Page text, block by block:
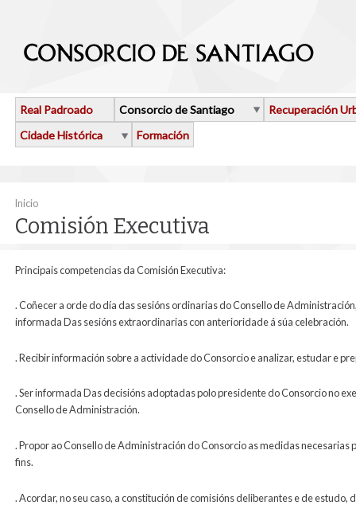
Real Padroado Consorcio de Santiago
Recuperación
Cidade Histórica
Formación
Vostede está aquí
Inicio
Comisión Executiva
Principais competencias da Comisión Executiva:
. Coñecer a orde do día das sesións ordinarias do Consello de
informada Das sesións extraordinarias con anterioridade á súa celebración.
. Recibir información sobre a actividade do Consorcio e analizar, estudar e
. Ser informada Das decisións adoptadas polo presidente do Consorcio no
Consello de Administración.
. Propor ao Consello de Administración do Consorcio as medidas
fins.
. Acordar, no seu caso, a constitución de comisións deliberantes e de